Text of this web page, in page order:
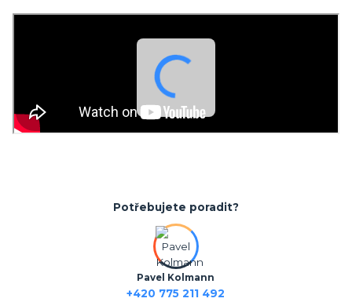
Potřebujete poradit?
Pavel Kolmann
+420 775 211 492